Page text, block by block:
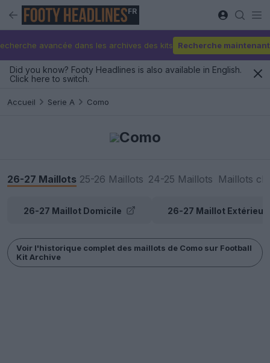
FR
avancée dans les archives des kits Recherche maintenant
Did you know? Footy Headlines is also available in English.
Click here to switch.
Accueil Serie A Como
Como
26-27 Maillots 25-26 Maillots 24-25 Maillots Maillots
26-27 Maillot Domicile 26-27 Maillot Extérieur
Voir l'historique complet des maillots de Como sur Football
Kit Archive